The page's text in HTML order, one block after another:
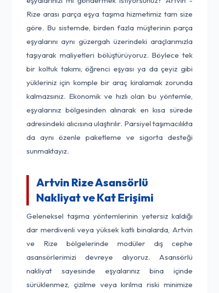
Rize arası parça eşya taşıma hizmetimiz tam size
göre. Bu sistemde, birden fazla müşterinin parça
eşyalarını aynı güzergah üzerindeki araçlarımızla
taşıyarak maliyetleri bölüştürüyoruz. Böylece tek
bir koltuk takımı, öğrenci eşyası ya da çeyiz gibi
yükleriniz için komple bir araç kiralamak zorunda
kalmazsınız. Ekonomik ve hızlı olan bu yöntemle,
eşyalarınız bölgesinden alınarak en kısa sürede
adresindeki alıcısına ulaştırılır. Parsiyel taşımacılıkta
da aynı özenle paketleme ve sigorta desteği
sunmaktayız.
Artvin Rize Asansörlü
Nakliyat ve Kat Erişimi
Geleneksel taşıma yöntemlerinin yetersiz kaldığı
dar merdivenli veya yüksek katlı binalarda, Artvin
ve Rize bölgelerinde modüler dış cephe
asansörlerimizi devreye alıyoruz. Asansörlü
nakliyat sayesinde eşyalarınız bina içinde
sürüklenmez, çizilme veya kırılma riski minimize